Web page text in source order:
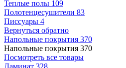
Теплые полы 109
Полотенцесушители 83
Писсуары 4
Вернуться обратно
Напольные покрытия 370
Напольные покрытия 370
Посмотреть все товары
Ламинат 328